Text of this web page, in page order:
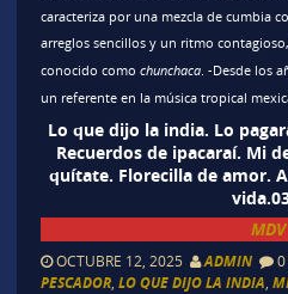
caracteriza por una mezcla de cumbia
arreglos sencillos y un ritmo
conocido como chunchaca. -Desde los
un referente en la música tropical
Lo que dijo la india. Lo
Recuerdos de ipacaraí. Mi
quítate. Florecilla de amor.
MDV
OCTUBRE 12, 2025 ADMIN 0
PESCADOR, LO QUE DIJO LA INDIA